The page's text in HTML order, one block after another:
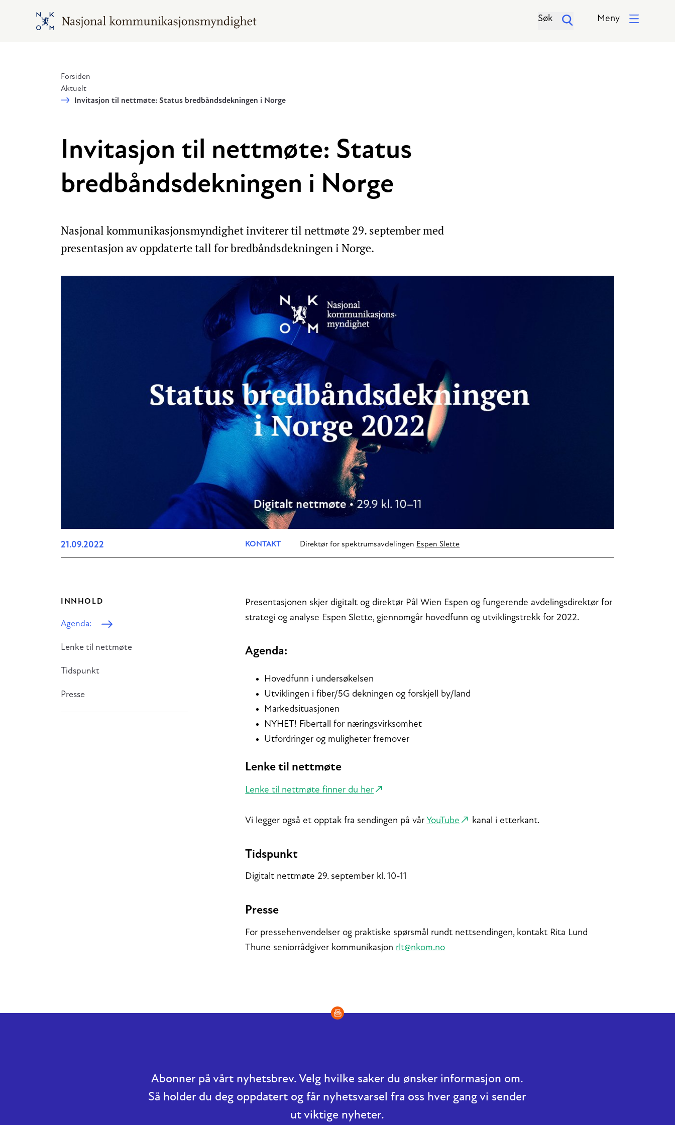
Hopp til hovedinnhold
Gå til hovedsiden Søk Meny
Forsiden
Aktuelt
Invitasjon til nettmøte: Status bredbåndsdekningen i Norge
Invitasjon til nettmøte: Status
bredbåndsdekningen i Norge
Nasjonal kommunikasjonsmyndighet inviterer til nettmøte 29. september med
presentasjon av oppdaterte tall for bredbåndsdekningen i Norge.
21.09.2022 KONTAKT Direktør for spektrumsavdelingen Espen Slette
INNHOLD
Agenda:
Lenke til nettmøte
Tidspunkt
Presse
Presentasjonen skjer digitalt og direktør Pål Wien Espen og fungerende avdelingsdirektør for
strategi og analyse Espen Slette, gjennomgår hovedfunn og utviklingstrekk for 2022.
Agenda:
Hovedfunn i undersøkelsen
Utviklingen i fiber/5G dekningen og forskjell by/land
Markedsituasjonen
NYHET! Fibertall for næringsvirksomhet
Utfordringer og muligheter fremover
Lenke til nettmøte
Lenke til nettmøte finner du her
Vi legger også et opptak fra sendingen på vår YouTube kanal i etterkant.
Tidspunkt
Digitalt nettmøte 29. september kl. 10-11
Presse
For pressehenvendelser og praktiske spørsmål rundt nettsendingen, kontakt Rita Lund
Thune seniorrådgiver kommunikasjon rlt@nkom.no
Abonner på vårt nyhetsbrev. Velg hvilke saker du ønsker informasjon om.
Så holder du deg oppdatert og får nyhetsvarsel fra oss hver gang vi sender
ut viktige nyheter.